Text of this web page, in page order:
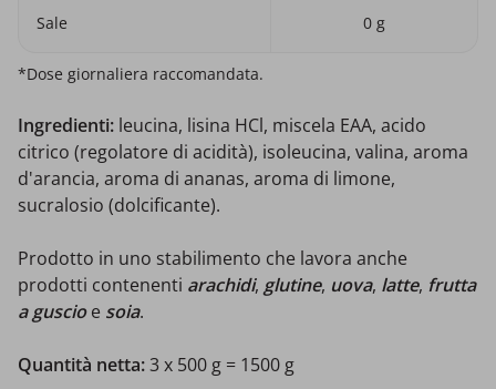
Sale 0 g
*Dose giornaliera raccomandata.
Ingredienti: leucina, lisina HCl, miscela EAA, acido
citrico (regolatore di acidità), isoleucina, valina, aroma
d'arancia, aroma di ananas, aroma di limone,
sucralosio (dolcificante).
Prodotto in uno stabilimento che lavora anche
prodotti contenenti arachidi, glutine, uova, latte, frutta
a guscioe soia.
Quantità netta:3 x 500 g = 1500 g